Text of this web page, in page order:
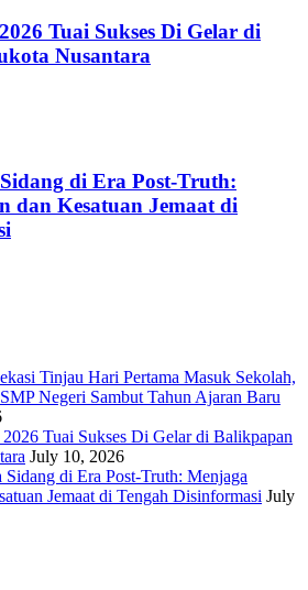
Tuai Sukses Di Gelar di
Nusantara
di Era Post-Truth:
dan Kesatuan Jemaat di
Tinjau Hari Pertama Masuk Sekolah,
Negeri Sambut Tahun Ajaran Baru
Tuai Sukses Di Gelar di Balikpapan
July 10, 2026
Sidang di Era Post-Truth: Menjaga
Jemaat di Tengah Disinformasi July